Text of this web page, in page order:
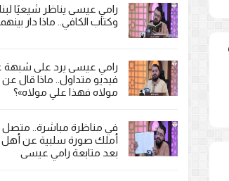
رامي عيسى يناظر شيعيًا
وكتاب الكافي.. ماذا دار
رامي عيسى يرد على شبهة
فيديو متداول.. ماذا قال
مولاه فهذا علي مولاه»؟
في مناظرة مباشرة..
أملك صورة سلبية عن أهل
بعد متابعة رامي عيسى